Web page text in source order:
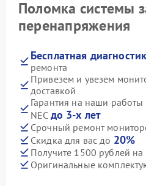
Поломка системы
перенапряжения
Бесплатная
ремонта
Привезем и увезем
доставкой
Гарантия на наши
NEC до 3-х лет
Срочный ремонт
Скидка для вас до 20%
Получите 1500 рублей
Оригинальные